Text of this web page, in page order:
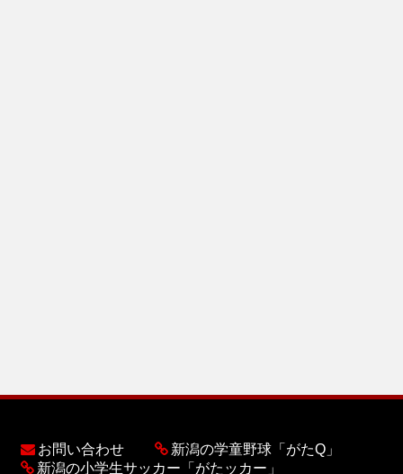
お問い合わせ
新潟の学童野球「がたQ」
新潟の小学生サッカー「がたッカー」